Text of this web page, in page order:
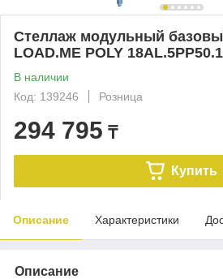
Стеллаж модульный
LOAD.ME POLY
В наличии
Код: 139246
Розница
294 795 ₸
Купить
Описание Характеристики
Описание